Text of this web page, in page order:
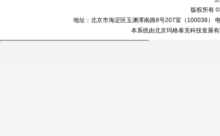
版权所有
地址：北京市海淀区玉渊潭南路8号207室（100038）
本系统由北京玛格泰克科技发展